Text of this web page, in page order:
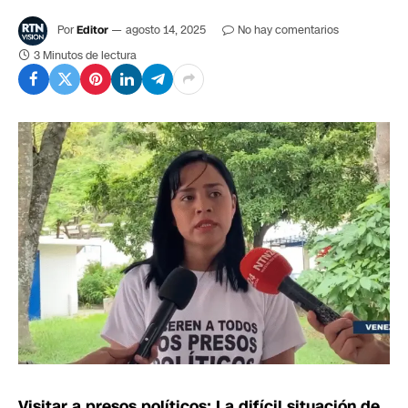
PorEditor agosto 14, 2025
No hay comentarios
3 Minutos de lectura